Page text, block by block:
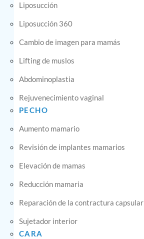
Liposucción
Liposucción 360
Cambio de imagen para mamás
Lifting de muslos
Abdominoplastia
Rejuvenecimiento vaginal
PECHO
Aumento mamario
Revisión de implantes mamarios
Elevación de mamas
Reducción mamaria
Reparación de la contractura capsular
Sujetador interior
CARA